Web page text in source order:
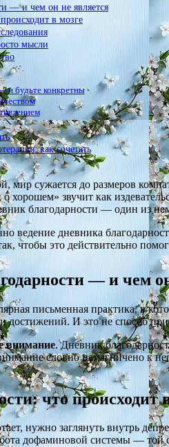
— и чем он не является
в мозге
мысли
и будьте конкретны
как сочетать
мир сужается до размеров
хорошем» звучит как
благодарности — один из
ведение дневника
чтобы это действительно
— и чем
письменная практика, в
достижений. И это не способ
внимание. Дневник
словно намагничено к
что происходит
нужно заглянуть внутрь
дофаминовой системы — той